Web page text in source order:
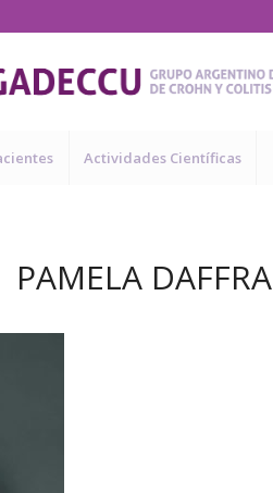
Actividades Científicas
PAMELA DAFFRA